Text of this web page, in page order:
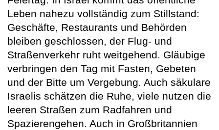
Leben nahezu vollständig zum Stillstand:
Geschäfte, Restaurants und Behörden
bleiben geschlossen, der Flug- und
Straßenverkehr ruht weitgehend. Gläubige
verbringen den Tag mit Fasten, Gebeten
und der Bitte um Vergebung. Auch säkulare
Israelis schätzen die Ruhe, viele nutzen die
leeren Straßen zum Radfahren und
Spazierengehen. Auch in Großbritannien